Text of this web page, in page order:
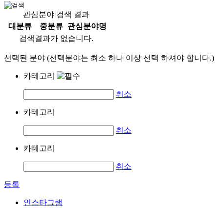
관심분야 검색 결과
대분류
중분류
관심분야명
검색결과가 없습니다.
선택된 분야 (선택분야는 최소 하나 이상 선택 하셔야 합니다.)
카테고리
취소
카테고리
취소
카테고리
취소
등록
인스타그램